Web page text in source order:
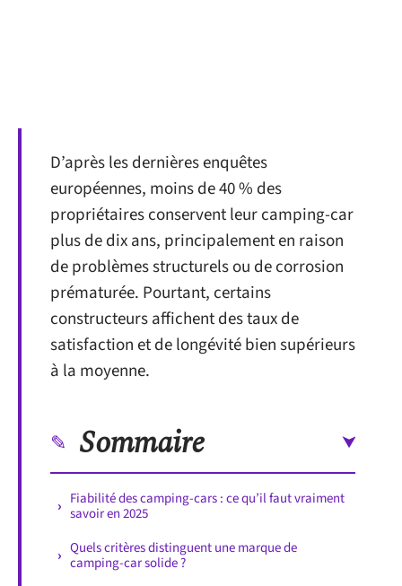
D’après les dernières enquêtes
européennes, moins de 40 % des
propriétaires conservent leur camping-car
plus de dix ans, principalement en raison
de problèmes structurels ou de corrosion
prématurée. Pourtant, certains
constructeurs affichent des taux de
satisfaction et de longévité bien supérieurs
à la moyenne.
Sommaire
Fiabilité des camping-cars : ce qu’il faut vraiment
savoir en 2025
Quels critères distinguent une marque de
camping-car solide ?